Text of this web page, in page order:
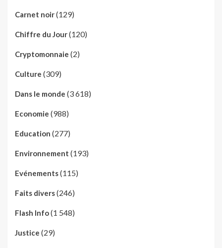
Carnet noir(129)
Chiffre du Jour(120)
Cryptomonnaie (2)
Culture (309)
Dans le monde (3 618)
Economie (988)
Education (277)
Environnement (193)
Evénements(115)
Faits divers(246)
Flash Info(1 548)
Justice (29)